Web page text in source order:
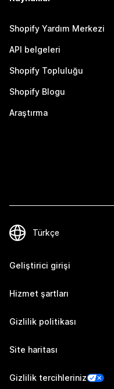
Shopify Yardım Merkezi
API belgeleri
Shopify Topluluğu
Shopify Blogu
Araştırma
Geliştirici girişi
Hizmet şartları
Gizlilik politikası
Site haritası
Gizlilik tercihleriniz